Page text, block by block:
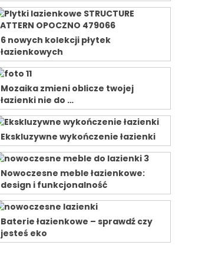
6 nowych kolekcji płytek
łazienkowych
Mozaika zmieni oblicze twojej
łazienki nie do …
Ekskluzywne wykończenie łazienki
Nowoczesne meble łazienkowe:
design i funkcjonalność
Baterie łazienkowe – sprawdź czy
jesteś eko